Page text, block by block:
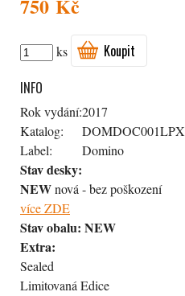
750 Kč
ks
Koupit
INFO
Rok vydání:2017
Katalog:
DOMDOC001LPX
Label:
Domino
Stav desky:
NEWnová - bez poškození
více ZDE
Stav obalu: NEW
Extra:
Sealed
Limitovaná Edice